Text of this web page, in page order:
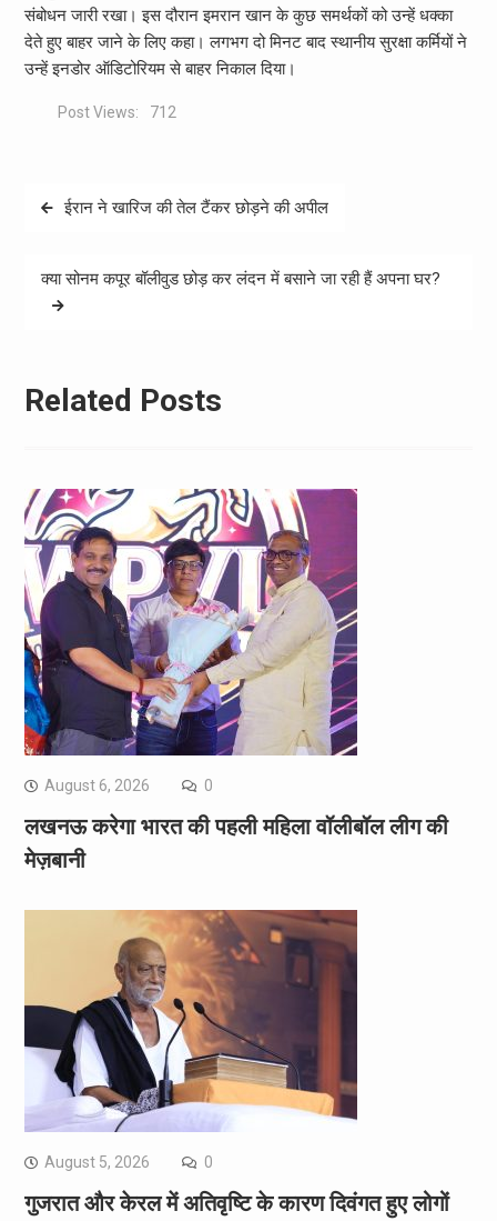
संबोधन जारी रखा। इस दौरान इमरान खान के कुछ समर्थकों को उन्हें धक्का
देते हुए बाहर जाने के लिए कहा। लगभग दो मिनट बाद स्थानीय सुरक्षा कर्मियों ने
उन्हें इनडोर ऑडिटोरियम से बाहर निकाल दिया।
Post Views: 712
Postईरान ने खारिज की तेल टैंकर छोड़ने की अपील
क्या सोनम कपूर बॉलीवुड छोड़ कर लंदन में बसाने जा रही हैं अपना घर?
Related Posts
August 6, 2026 0
लखनऊ करेगा भारत की पहली महिला वॉलीबॉल लीग की
मेज़बानी
August 5, 2026 0
गुजरात और केरल में अतिवृष्टि के कारण दिवंगत हुए लोगों